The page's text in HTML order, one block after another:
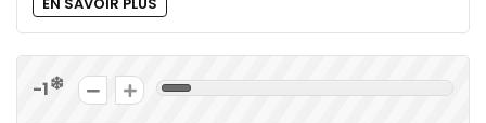
EN SAVOIR PLUS
-1